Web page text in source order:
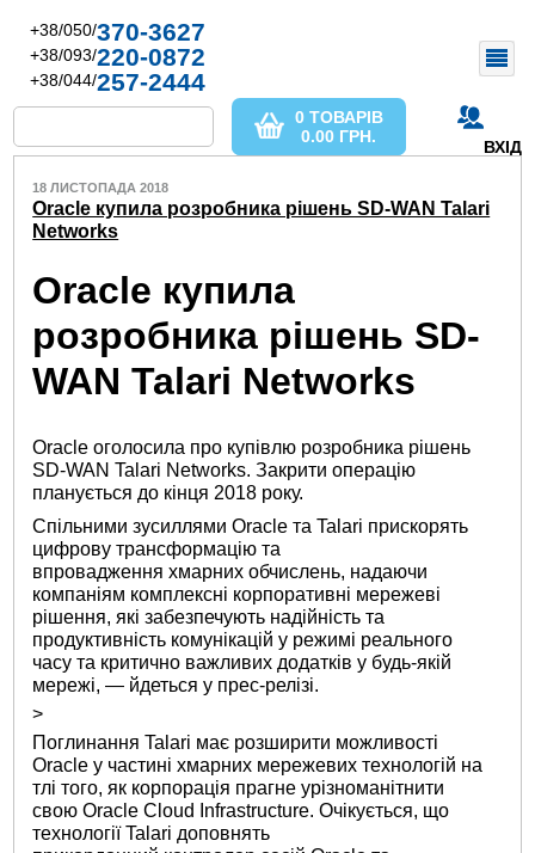
+38/050/370-3627
+38/093/220-0872
+38/044/257-2444
ВХІД
0 ТОВАРІВ
0.00 ГРН.
18 ЛИСТОПАДА 2018
Oracle купила розробника рішень SD-WAN Talari
Networks
Oracle купила
розробника рішень SD-
WAN Talari Networks
Oracle оголосила про купівлю розробника рішень
SD-WAN Talari Networks. Закрити операцію
планується до кінця 2018 року.
Спільними зусиллями Oracle та Talari прискорять
цифрову трансформацію та
впровадження хмарних обчислень, надаючи
компаніям комплексні корпоративні мережеві
рішення, які забезпечують надійність та
продуктивність комунікацій у режимі реального
часу та критично важливих додатків у будь-якій
мережі, — йдеться у прес-релізі.
>
Поглинання Talari має розширити можливості
Oracle у частині хмарних мережевих технологій на
тлі того, як корпорація прагне урізноманітнити
свою Oracle Cloud Infrastructure. Очікується, що
технології Talari доповнять